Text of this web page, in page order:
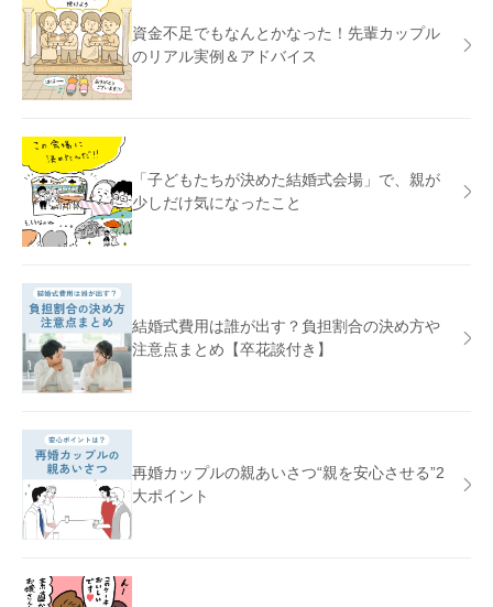
資金不足でもなんとかなった！先輩カップル
のリアル実例＆アドバイス
「子どもたちが決めた結婚式会場」で、親が
少しだけ気になったこと
結婚式費用は誰が出す？負担割合の決め方や
注意点まとめ【卒花談付き】
再婚カップルの親あいさつ“親を安心させる”2
大ポイント